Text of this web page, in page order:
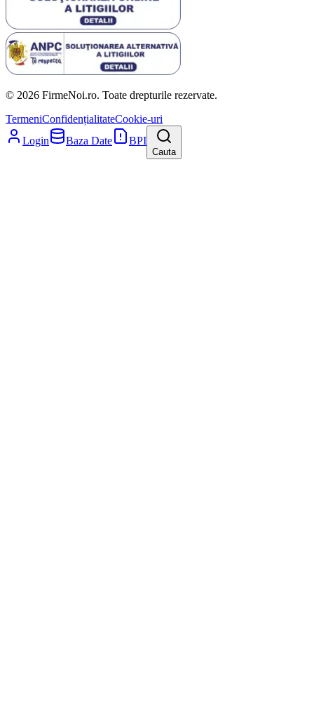
© 2026 FirmeNoi.ro. Toate drepturile rezervate.
TermeniConfidențialitateCookie-uri
Login
Baza Date BPI
Cauta